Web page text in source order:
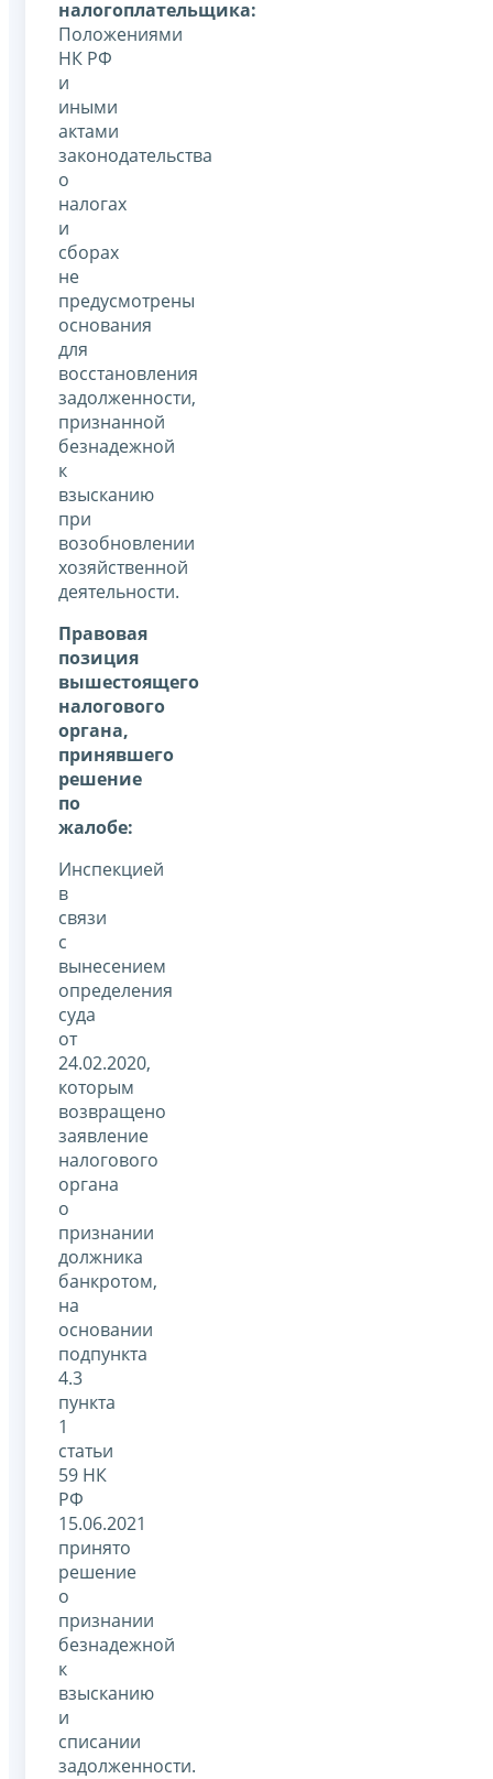
налогоплательщика:
Положениями
НК РФ
и
иными
актами
законодательства
о
налогах
и
сборах
не
предусмотрены
основания
для
восстановления
задолженности,
признанной
безнадежной
к
взысканию
при
возобновлении
хозяйственной
деятельности.
Правовая
позиция
вышестоящего
налогового
органа,
принявшего
решение
по
жалобе:
Инспекцией
в
связи
с
вынесением
определения
суда
от
24.02.2020,
которым
возвращено
заявление
налогового
органа
о
признании
должника
банкротом,
на
основании
подпункта
4.3
пункта
1
статьи
59 НК
РФ
15.06.2021
принято
решение
о
признании
безнадежной
к
взысканию
и
списании
задолженности.